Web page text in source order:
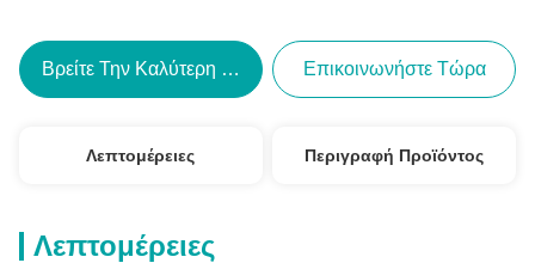
Βρείτε Την Καλύτερη Τιμή Επικοινωνήστε Τώρα
Λεπτομέρειες Περιγραφή Προϊόντος
Λεπτομέρειες